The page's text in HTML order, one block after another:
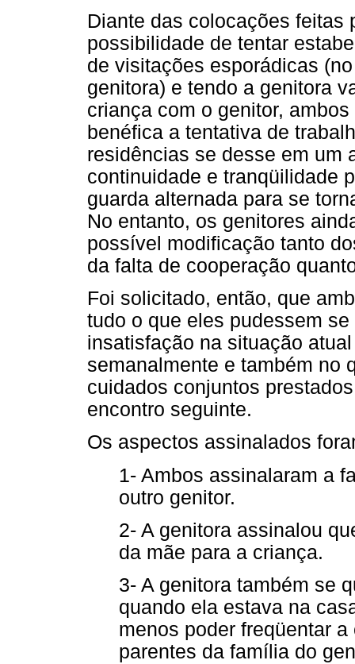
Diante das colocações feitas
possibilidade de tentar
de visitações esporádicas
genitora) e tendo a genitora
criança com o genitor,
benéfica a tentativa de
residências se desse em um
continuidade e tranqüilidade
guarda alternada para se
No entanto, os genitores
possível modificação tanto
da falta de cooperação
Foi solicitado, então, que
tudo o que eles pudessem
insatisfação na situação
semanalmente e também no
cuidados conjuntos
encontro seguinte.
Os aspectos assinalados
1- Ambos assinalaram a
outro genitor.
2- A genitora assinalou
da mãe para a criança.
3- A genitora também se
quando ela estava na
menos poder freqüentar
parentes da família do